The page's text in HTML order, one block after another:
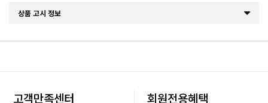
상품 고시 정보
고객만족센터 회원전용혜택